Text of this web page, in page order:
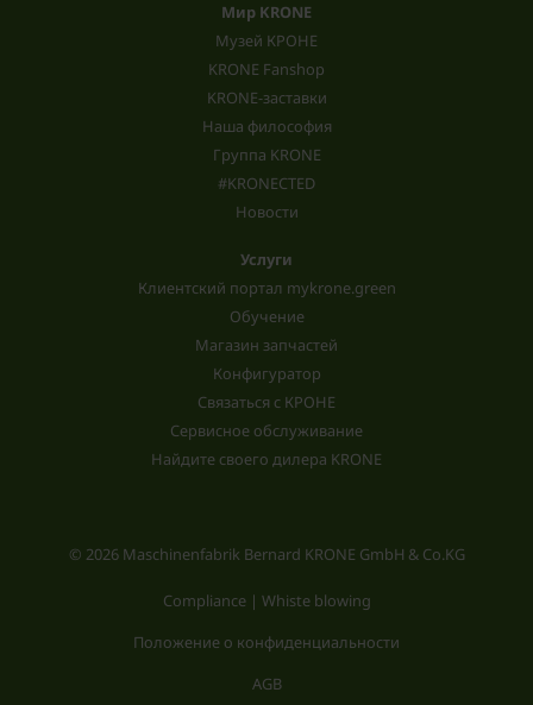
Мир KRONE
Музей КРОНЕ
KRONE Fanshop
KRONE-заставки
Наша философия
Группа KRONE
#KRONECTED
Новости
Услуги
Клиентский портал mykrone.green
Обучение
Магазин запчастей
Конфигуратор
Связаться с КРОНЕ
Сервисное обслуживание
Найдите своего дилера KRONE
© 2026 Maschinenfabrik Bernard KRONE GmbH & Co.KG
Compliance | Whiste blowing
Положение о конфиденциальности
AGB